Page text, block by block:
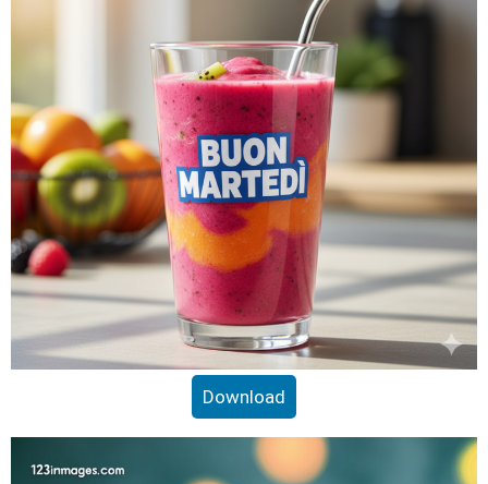
Download